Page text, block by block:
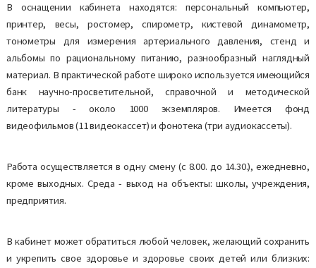
В оснащении кабинета находятся: персональный компьютер,
принтер, весы, ростомер, спирометр, кистевой динамометр,
тонометры для измерения артериального давления, стенд и
альбомы по рациональному питанию, разнообразный наглядный
материал. В практической работе широко используется имеющийся
банк научно-просветительной, справочной и методической
литературы - около 1000 экземпляров. Имеется фонд
видеофильмов (11 видеокассет) и фонотека (три аудиокассеты).
Работа осуществляется в одну смену (с 8.00. до 14.30.), ежедневно,
кроме выходных. Среда - выход на объекты: школы, учреждения,
предприятия.
В кабинет может обратиться любой человек, желающий сохранить
и укрепить свое здоровье и здоровье своих детей или близких: